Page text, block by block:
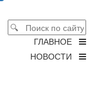
ГЛАВНОЕ
НОВОСТИ